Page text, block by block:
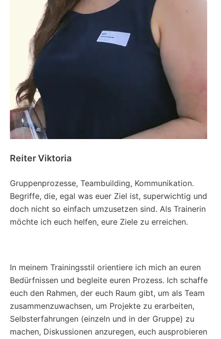
Reiter Viktoria
Gruppenprozesse, Teambuilding, Kommunikation.
Begriffe, die, egal was euer Ziel ist, superwichtig und
doch nicht so einfach umzusetzen sind. Als Trainerin
möchte ich euch helfen, eure Ziele zu erreichen.
In meinem Trainingsstil orientiere ich mich an euren
Bedürfnissen und begleite euren Prozess. Ich schaffe
euch den Rahmen, der euch Raum gibt, um als Team
zusammenzuwachsen, um Projekte zu erarbeiten,
Selbsterfahrungen (einzeln und in der Gruppe) zu
machen, Diskussionen anzuregen, euch ausprobieren